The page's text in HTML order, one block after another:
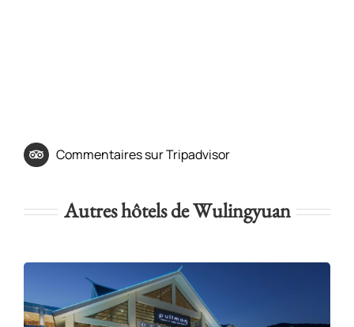
Commentaires sur Tripadvisor
Autres hôtels de Wulingyuan